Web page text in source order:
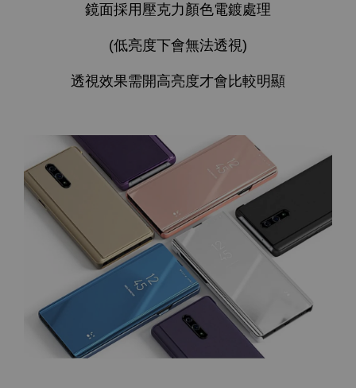
鏡面採用壓克力顏色電鍍處理
(低亮度下會無法透視)
透視效果需開高亮度才會比較明顯